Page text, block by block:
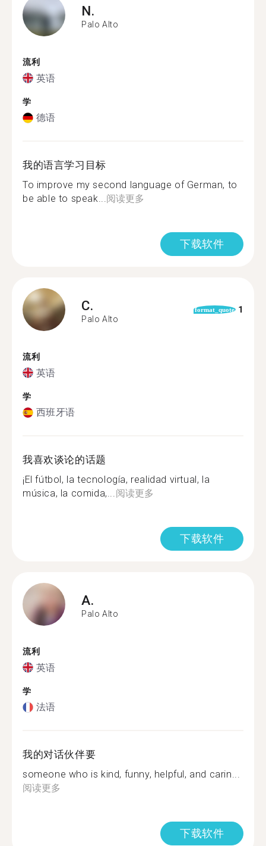
N.
Palo Alto
流利
英语
学
德语
我的语言学习目标
To improve my second language of German, to
be able to speak...阅读更多
下载软件
C.
Palo Alto
format_quote 1
流利
英语
学
西班牙语
我喜欢谈论的话题
¡El fútbol, la tecnología, realidad virtual, la
música, la comida,...阅读更多
下载软件
A.
Palo Alto
流利
英语
学
法语
我的对话伙伴要
someone who is kind, funny, helpful, and carin...
阅读更多
下载软件